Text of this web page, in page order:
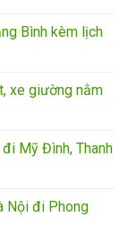
Bình kèm lịch
xe giường nằm
Mỹ Đình, Thanh
Nội đi Phong